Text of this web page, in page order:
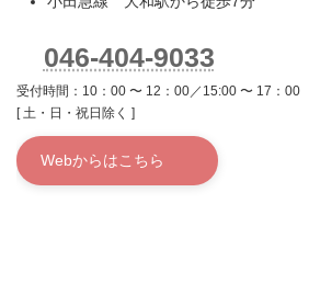
046-404-9033
受付時間：10：00 〜 12：00／15:00 〜 17：00
[ 土・日・祝日除く ]
Webからはこちら